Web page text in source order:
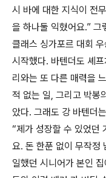
시 바에 대한 지식이 전
을 하나둘 익혔어요.”
클래스 싱가포르 대회
시작했다. 바텐더도 셰
리와는 또 다른 매력을
적 없는 일, 그리고 박봉
았다. 그래도 강 바텐더
“제가 성장할 수 있었던
요. 돈 한푼 없이 무작정
일했던 시니어가 본인